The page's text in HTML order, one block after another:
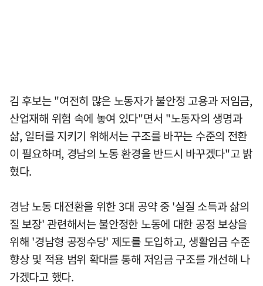
김 후보는 "여전히 많은 노동자가 불안정 고용과 저임금,
산업재해 위험 속에 놓여 있다"면서 "노동자의 생명과
삶, 일터를 지키기 위해서는 구조를 바꾸는 수준의 전환
이 필요하며, 경남의 노동 환경을 반드시 바꾸겠다"고 밝
혔다.
경남 노동 대전환을 위한 3대 공약 중 '실질 소득과 삶의
질 보장' 관련해서는 불안정한 노동에 대한 공정 보상을
위해 '경남형 공정수당' 제도를 도입하고, 생활임금 수준
향상 및 적용 범위 확대를 통해 저임금 구조를 개선해 나
가겠다고 했다.